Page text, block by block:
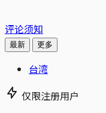
评论须知
最新 更多
台湾
仅限注册用户